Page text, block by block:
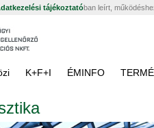
tájékoztatóban leírt,
K+F+I ÉMINFO